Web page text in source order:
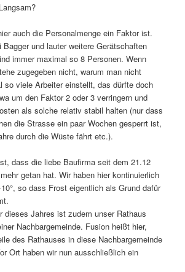
auch die Personalmenge ein Faktor ist.
Bagger und lauter weitere Gerätschaften
immer maximal so 8 Personen. Wenn
zugegeben nicht, warum man nicht
so viele Arbeiter einstellt, das dürfte doch
um den Faktor 2 oder 3 verringern und
als solche relativ stabil halten (nur dass
die Strasse ein paar Wochen gesperrt ist,
durch die Wüste fährt etc.).
dass die liebe Baufirma seit dem 21.12
getan hat. Wir haben hier kontinuierlich
so dass Frost eigentlich als Grund dafür
dieses Jahres ist zudem unser Rathaus
Nachbargemeinde. Fusion heißt hier,
des Rathauses in diese Nachbargemeinde
Ort haben wir nun ausschließlich ein